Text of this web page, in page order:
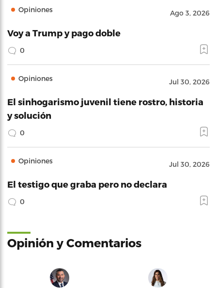
Opiniones Ago 3, 2026
Voy a Trump y pago doble
0
Opiniones Jul 30, 2026
El sinhogarismo juvenil tiene rostro, historia
y solución
0
Opiniones Jul 30, 2026
El testigo que graba pero no declara
0
Opinión y Comentarios